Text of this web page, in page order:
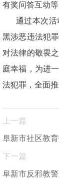
有奖问答互动
通过本次活
黑涉恶违法犯
对法律的敬畏
庭幸福，为进
法犯罪，全面
上一篇
阜新市社区教
下一篇
阜新市反邪教